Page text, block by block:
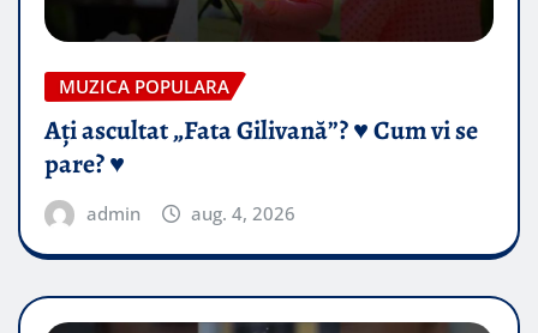
MUZICA POPULARA
Ați ascultat „Fata Gilivană”? ♥️ Cum vi se
pare? ♥️
admin aug. 4, 2026